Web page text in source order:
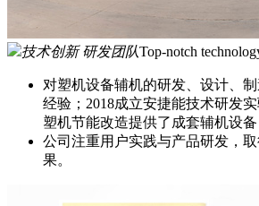
技术创新 研发团队Top-notch
对塑机设备辅机的研发、设计、
经验；2018成立安捷能技术研发
塑机节能改造提供了成套辅机设备
公司注重用户实践与产品研发，
果。